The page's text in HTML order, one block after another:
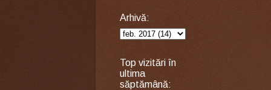
Arhivă:
Top vizitări în
ultima
săptămână: